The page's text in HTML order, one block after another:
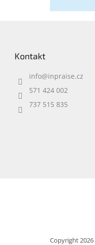
Kontakt
info@inpraise.cz
571 424 002
737 515 835
Copyright 2026